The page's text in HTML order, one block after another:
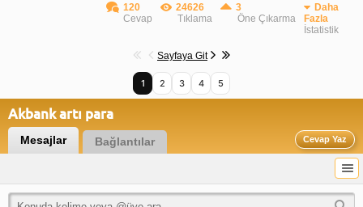
120
Cevap
24626
Tıklama
3
Öne Çıkarma
Daha
Fazla
İstatistik
Sayfaya Git
1 2 3 4 5
Akbank artı para
Mesajlar Bağlantılar Cevap Yaz